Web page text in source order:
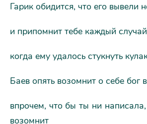
Гарик обидится, что его вывели
и припомнит тебе каждый случай
когда ему удалось стукнуть
Баев опять возомнит о себе бог
впрочем, что бы ты ни
возомнит